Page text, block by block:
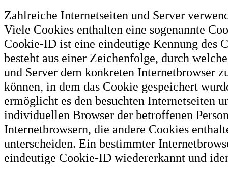
Zahlreiche Internetseiten und Server
Viele Cookies enthalten eine sogenannte
Cookie-ID ist eine eindeutige Kennung des
besteht aus einer Zeichenfolge, durch
und Server dem konkreten Internetbrowser
können, in dem das Cookie gespeichert
ermöglicht es den besuchten Internetseiten
individuellen Browser der betroffenen
Internetbrowsern, die andere Cookies
unterscheiden. Ein bestimmter
eindeutige Cookie-ID wiedererkannt und